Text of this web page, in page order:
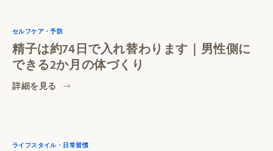
セルフケア・予防
精子は約74日で入れ替わります｜男性側に
できる2か月の体づくり
詳細を見る
ライフスタイル・日常習慣